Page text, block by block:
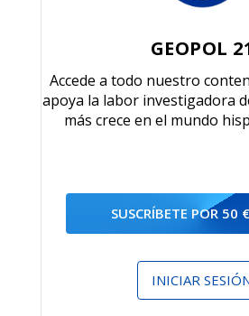
GEOPOL
Accede a todo nuestro
apoya la labor investigadora
más crece en el mundo
SUSCRÍBETE POR 50
INICIAR